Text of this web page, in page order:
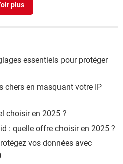
essentiels pour protéger
chers en masquant votre IP
choisir en 2025 ?
: quelle offre choisir en 2025 ?
vos données avec